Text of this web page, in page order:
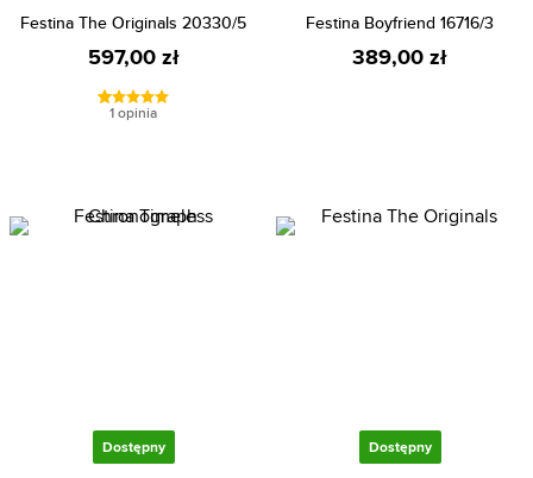
Festina The Originals 20330/5
597,00 zł
1 opinia
Festina Boyfriend 16716/3
389,00 zł
Dostępny Dostępny